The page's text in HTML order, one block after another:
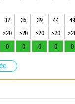
32 35 39 44
49
>20 >20 >20 >20
0 0 0 0 0